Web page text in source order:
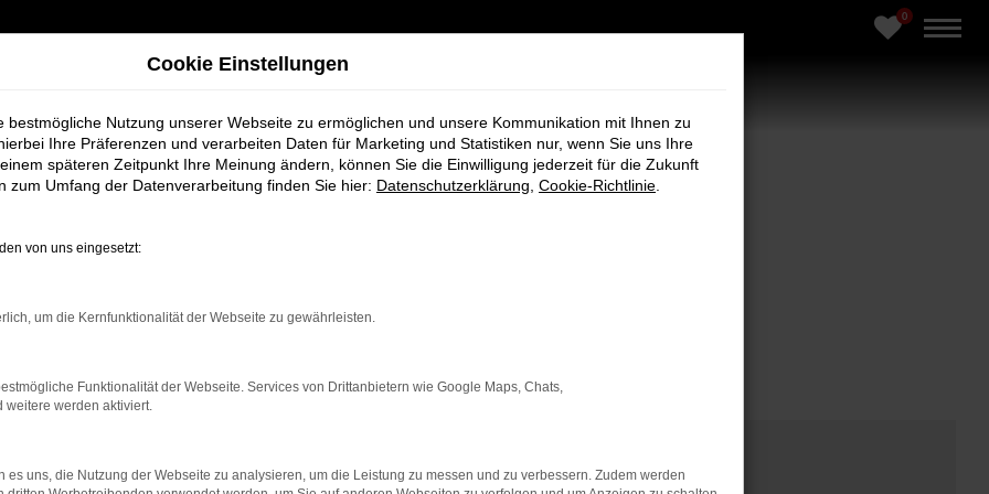
0
vom Cityflitzer bis zum Sportwagen, sofort verfügbar, geprüft, hochwertig
Ausstattungen sowie Preisklassen online.
Cookie Einstellungen
bestmögliche Nutzung unserer Webseite zu ermöglichen und unsere Kommunikation mit Ihnen zu
Ihre Präferenzen und verarbeiten Daten für Marketing und Statistiken nur, wenn Sie uns Ihre
späteren Zeitpunkt Ihre Meinung ändern, können Sie die Einwilligung jederzeit für die Zukunft
zum Umfang der Datenverarbeitung finden Sie hier: Datenschutzerklärung Cookie-Richtlinie
von uns eingesetzt:
um die Kernfunktionalität der Webseite zu gewährleisten.
Funktionalität der Webseite. Services von Drittanbietern wie Google Maps, Chats,
weitere werden aktiviert.
es uns, die Nutzung der Webseite zu analysieren, um die Leistung zu messen und zu verbessern. Zudem werden